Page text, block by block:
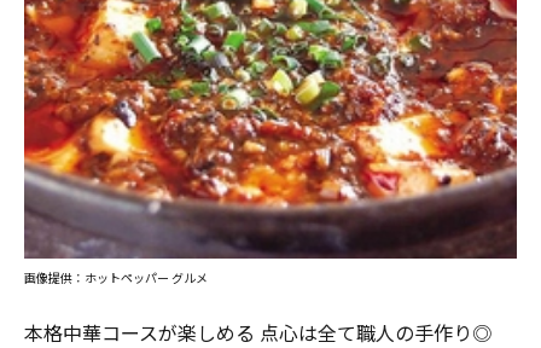
本格中華コースが楽しめる 点心は全て職人の手作り◎
画像提供：ホットペッパー グルメ